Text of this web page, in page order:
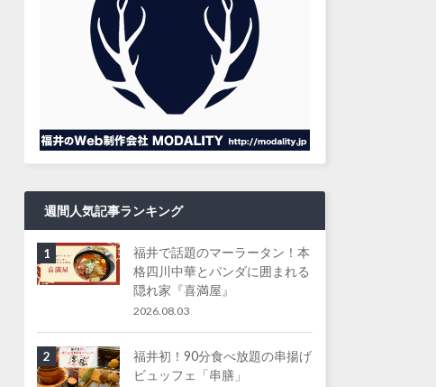
週間人気記事ランキング
1
福井で話題のマーラータン！本
格四川中華とパンダに囲まれる
隠れ家『喜満屋』
2026.08.03
2
福井初！90分食べ放題の串揚げ
ビュッフェ「串膳」